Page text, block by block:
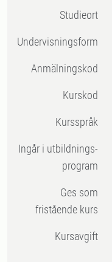
Studieort
Undervisningsform
Anmälningskod
Kurskod
Kursspråk
Ingår i utbildnings-
program
Ges som
fristående kurs
Kursavgift